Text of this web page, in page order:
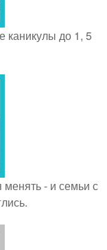
каникулы до 1, 5
- и семьи с